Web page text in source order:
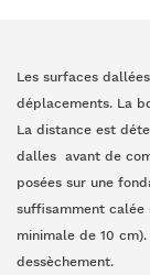
Les surfaces
déplacements. La
La distance est
dalles avant de
posées sur une
suffisamment
minimale de 10
dessèchement.